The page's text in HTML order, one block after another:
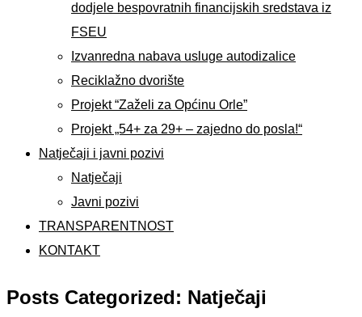
dodjele bespovratnih financijskih sredstava iz
FSEU
Izvanredna nabava usluge autodizalice
Reciklažno dvorište
Projekt “Zaželi za Općinu Orle”
Projekt „54+ za 29+ – zajedno do posla!“
Natječaji i javni pozivi
Natječaji
Javni pozivi
TRANSPARENTNOST
KONTAKT
Posts Categorized: Natječaji